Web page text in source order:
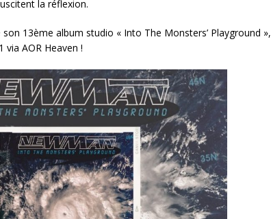
la réflexion.
13ème album studio « Into The Monsters’ Playground »,
AOR Heaven !